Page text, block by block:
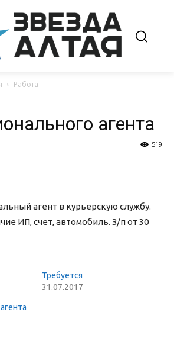
Работа
агента
519
агент в курьерскую службу.
ИП, счет, автомобиль. З/п от 30
Требуется
31.07.2017